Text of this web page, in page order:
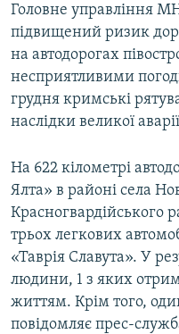
пошуку
ІНТЕРВ'Ю
ВСЕ ЗА ДЕНЬ
СПЕЦПРОЕКТИ
ДЕПОРТАЦІЯ
СВІДЧЕННЯ ОКУПАЦІЇ
УКРАЇНСЬКА ПРОБЛЕМА
ІНФОГРАФІКА
ЯК ОБІЙТИ
Qırımtatar
ДОЛУЧАЙСЯ!
Усі сайти RFE/RL
Головне управління
підвищений ризик
на автодорогах
несприятливими
грудня кримські
наслідки великої
На 622 кілометрі
Ялта» в районі села
Красногвардійського
трьох легкових
«Таврія Славута». У
людини, 1 з яких
життям. Крім того,
повідомляє прес-